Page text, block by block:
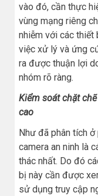
vào đó, cần thực
vùng mạng riêng
nhiễm với các thiết
việc xử lý và ứng
ra được thuận lợi
nhóm rõ ràng.
Kiểm soát chặt
cao
Như đã phân tích
camera an ninh là
thác nhất. Do đó
bị này cần được
sử dụng truy cập